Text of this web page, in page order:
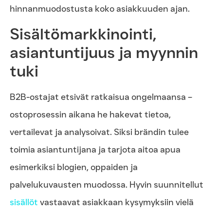
hinnanmuodostusta koko asiakkuuden ajan.
Sisältömarkkinointi,
asiantuntijuus ja myynnin
tuki
B2B-ostajat etsivät ratkaisua ongelmaansa –
ostoprosessin aikana he hakevat tietoa,
vertailevat ja analysoivat. Siksi brändin tulee
toimia asiantuntijana ja tarjota aitoa apua
esimerkiksi blogien, oppaiden ja
palvelukuvausten muodossa. Hyvin suunnitellut
sisällöt vastaavat asiakkaan kysymyksiin vielä